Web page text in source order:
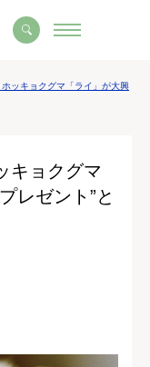
ッキョクグマ「ライ」が大興
キョクグマ
レゼント”と